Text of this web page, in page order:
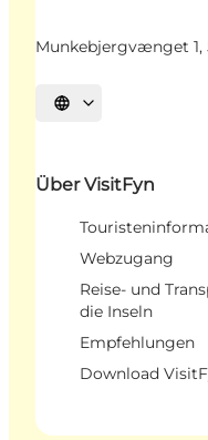
Munkebjergvænget 1,
Sprache auswählen
Über VisitFyn
Webzugang
Reise- und
die Inseln
Empfehlungen
Download